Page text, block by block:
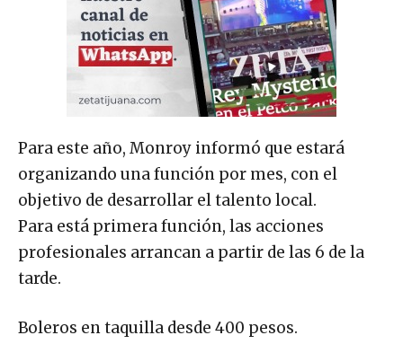
Para este año, Monroy informó que estará
organizando una función por mes, con el
objetivo de desarrollar el talento local.
Para está primera función, las acciones
profesionales arrancan a partir de las 6 de la
tarde.
Boleros en taquilla desde 400 pesos.